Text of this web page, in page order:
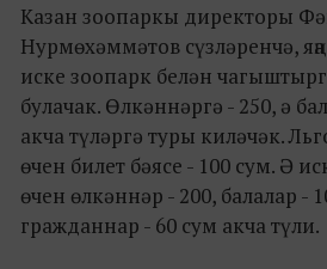
Казан зоопаркы директоры
Нурмөхәммәтов сүзләренчә,
иске зоопарк белән
булачак. Өлкәннәргә - 250, ә
акча түләргә туры киләчәк.
өчен билет бәясе - 100 сум. Ә
өчен өлкәннәр - 200, балалар -
гражданнар - 60 сум акча түли.